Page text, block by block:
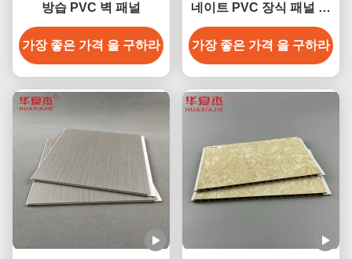
방습 PVC 벽 패널
가장 좋은 가격 을 구하라
네이트 PVC 장식 패널 홈
월용
가장 좋은 가격 을 구하라